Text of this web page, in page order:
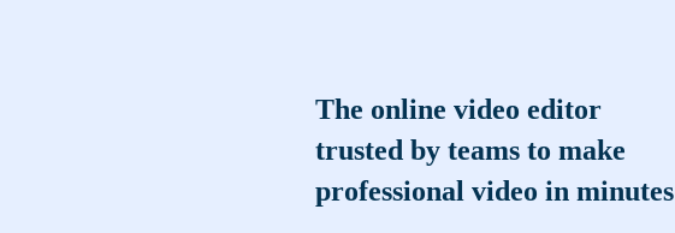
The online video editor
trusted by teams to make
professional video in minutes